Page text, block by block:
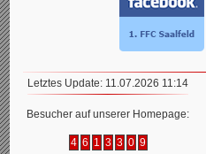
Letztes Update: 11.07.2026 11:14
Besucher auf unserer Homepage:
4 6 1 3 3 0 9